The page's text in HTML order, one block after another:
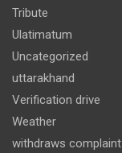
Tribute
Ulatimatum
Uncategorized
uttarakhand
Verification drive
Weather
withdraws complaint